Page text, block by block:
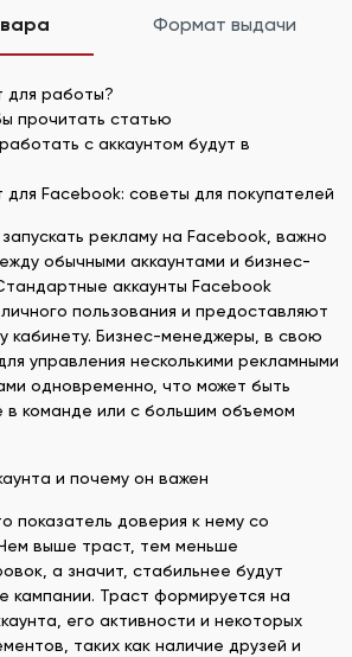
Формат выдачи
для работы?
прочитать статью
с аккаунтом будут в
для Facebook: советы для покупателей
рекламу на Facebook, важно
обычными аккаунтами и бизнес-
аккаунты Facebook
пользования и предоставляют
кабинету. Бизнес-менеджеры, в свою
управления несколькими рекламными
одновременно, что может быть
в команде или с большим объемом
и почему он важен
показатель доверия к нему со
выше траст, тем меньше
а значит, стабильнее будут
кампании. Траст формируется на
его активности и некоторых
таких как наличие друзей и